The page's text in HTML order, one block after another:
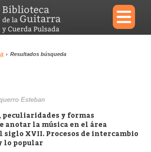
×
› Resultados búsqueda
Esteban
peculiaridades y formas
anotar la música en el área
siglo XVII. Procesos de intercambio
lo popular